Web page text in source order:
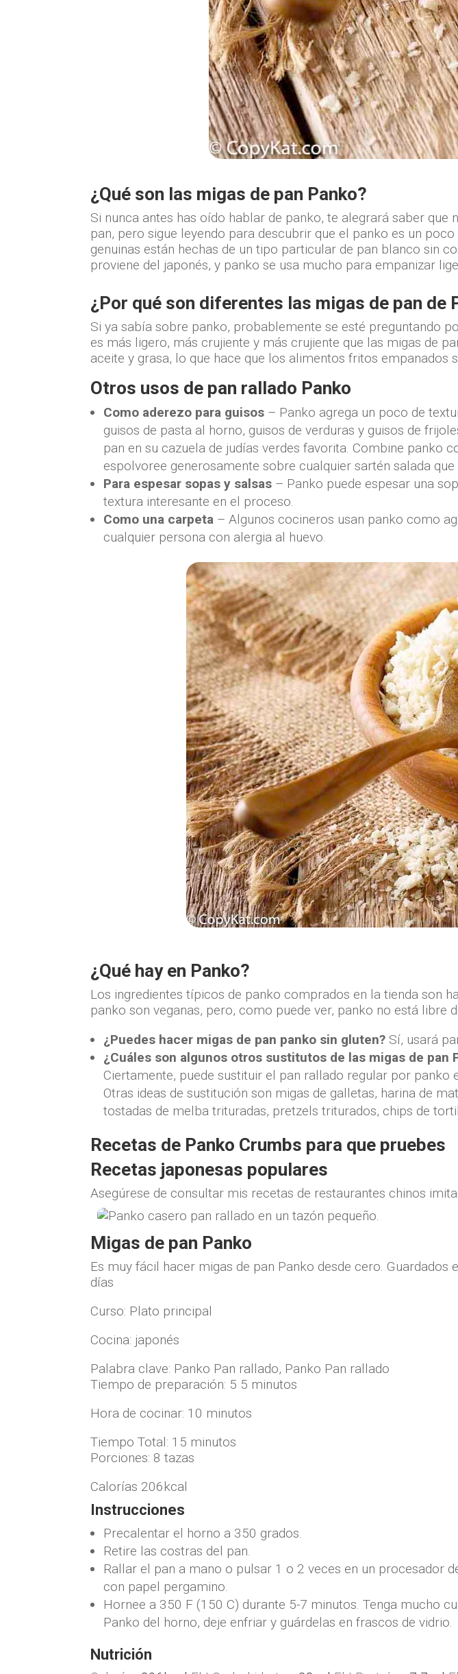
¿Qué son las migas de pan Panko?
Si nunca antes has oído hablar de panko, te alegrará saber
pan, pero sigue leyendo para descubrir que el panko es un
genuinas están hechas de un tipo particular de pan blanco sin
proviene del japonés, y panko se usa mucho para empanizar
¿Por qué son diferentes las migas de pan de
Si ya sabía sobre panko, probablemente se esté preguntando
es más ligero, más crujiente y más crujiente que las migas de
aceite y grasa, lo que hace que los alimentos fritos empanados
Otros usos de pan rallado Panko
Como aderezo para guisos – Panko agrega un poco de
guisos de pasta al horno, guisos de verduras y guisos de
pan en su cazuela de judías verdes favorita. Combine panko
espolvoree generosamente sobre cualquier sartén salada que
Para espesar sopas y salsas – Panko puede espesar una
textura interesante en el proceso.
Como una carpeta – Algunos cocineros usan panko como
cualquier persona con alergia al huevo.
¿Qué hay en Panko?
Los ingredientes típicos de panko comprados en la tienda son
panko son veganas, pero, como puede ver, panko no está libre
¿Puedes hacer migas de pan panko sin gluten? Sí, usará
¿Cuáles son algunos otros sustitutos de las migas de pan
Ciertamente, puede sustituir el pan rallado regular por
Otras ideas de sustitución son migas de galletas, harina de
tostadas de melba trituradas, pretzels triturados, chips de
Recetas de Panko Crumbs para que pruebes
Recetas japonesas populares
Asegúrese de consultar mis recetas de restaurantes chinos
Migas de pan Panko
Es muy fácil hacer migas de pan Panko desde cero.
días
Curso: Plato principal
Cocina: japonés
Palabra clave: Panko Pan rallado, Panko Pan rallado
Tiempo de preparación: 5 5 minutos
Hora de cocinar: 10 minutos
Tiempo Total: 15 minutos
Porciones: 8 tazas
Calorías 206kcal
Instrucciones
Precalentar el horno a 350 grados.
Retire las costras del pan.
Rallar el pan a mano o pulsar 1 o 2 veces en un procesador
con papel pergamino.
Hornee a 350 F (150 C) durante 5-7 minutos. Tenga mucho
Panko del horno, deje enfriar y guárdelas en frascos de vidrio.
Nutrición